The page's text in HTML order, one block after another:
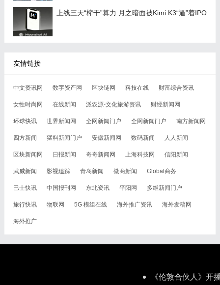
上线三天“榨干”算力 月之暗面被Kimi K3“逼”着IPO
友情链接
中文资讯网 数字资产网 区块链网 科技在线 财富综合资讯
女性时尚网 在线新闻 派农源-文化旅游资讯 财经新闻网
环球快讯 世界新闻网 全网新闻门户 全网新闻门户 南方新闻网
四方新闻 猛料新闻门户 安徽新闻网 数码新闻 人人新闻
区块新闻网 日报新闻 奇奇新闻网 上海科技网 信阳新闻
武威新闻 影视追踪 青岛新闻 微商新闻 Global商务
巴士快讯 中国报刊网 东北资讯 平阳网 多维新闻门户
旅行快讯 物联网 5G 模组在线 海外推广资讯 海外发稿网
海外推广
《伦敦合伙人》开